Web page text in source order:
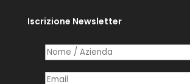
Iscrizione Newsletter
Nome /​ Azienda
Posta elettronica